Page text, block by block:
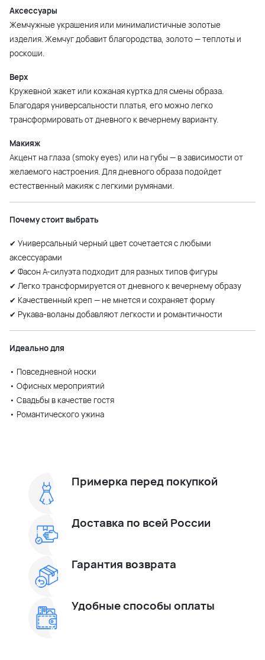
Аксессуары
Жемчужные украшения или минималистичные золотые
изделия. Жемчуг добавит благородства, золото — теплоты и
роскоши.
Верх
Кружевной жакет или кожаная куртка для смены образа.
Благодаря универсальности платья, его можно легко
трансформировать от дневного к вечернему варианту.
Макияж
Акцент на глаза (smoky eyes) или на губы — в зависимости от
желаемого настроения. Для дневного образа подойдет
естественный макияж с легкими румянами.
Почему стоит выбрать
✔ Универсальный черный цвет сочетается с любыми
аксессуарами
✔ Фасон А-силуэта подходит для разных типов фигуры
✔ Легко трансформируется от дневного к вечернему образу
✔ Качественный креп — не мнется и сохраняет форму
✔ Рукава-воланы добавляют легкости и романтичности
Идеально для
• Повседневной носки
• Офисных мероприятий
• Свадьбы в качестве гостя
• Романтического ужина
Примерка перед покупкой
Доставка по всей России
Гарантия возврата
Удобные способы оплаты